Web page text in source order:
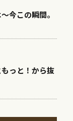
今この瞬間。
っと！から抜